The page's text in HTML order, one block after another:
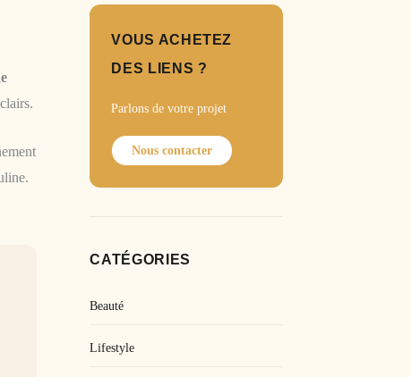
VOUS ACHETEZ
DES LIENS ?
Parlons de votre projet
Nous contacter
CATÉGORIES
Beauté
Lifestyle